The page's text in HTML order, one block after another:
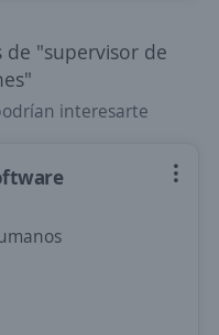
de "supervisor de
interesarte